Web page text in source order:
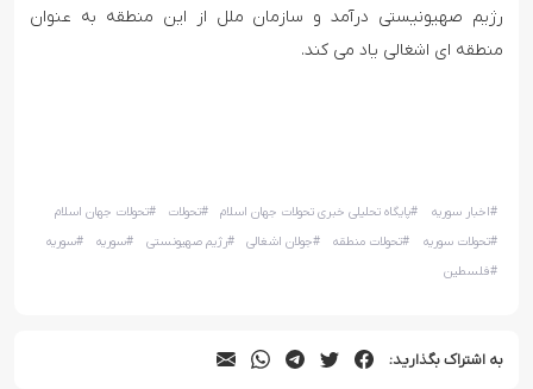
رژیم صهیونیستی درآمد و سازمان ملل از این منطقه به عنوان
منطقه ای اشغالی یاد می کند.
#اخبار سوریه #پایگاه تحلیلی خبری تحولات جهان اسلام #تحولات #تحولات جهان اسلام
#تحولات سوریه #تحولات منطقه #جولان اشغالی #رژیم صهیونستی #سوريه #سوریه
#فلسطین
به اشتراک بگذارید: